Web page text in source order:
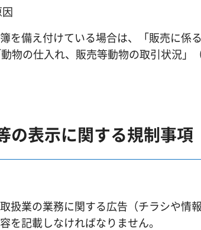
を備え付けている場合は、「販売に係
物の仕入れ、販売等動物の取引状況」
の表示に関する規制事項
扱業の業務に関する広告（チラシや情
を記載しなければなりません。